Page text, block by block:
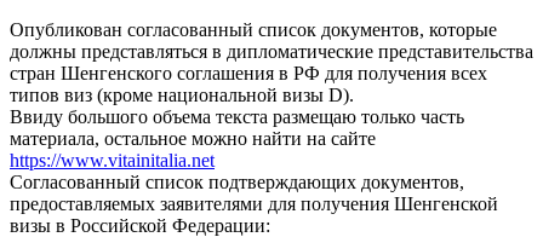
Опубликован согласованный список документов, которые
должны представляться в дипломатические представительства
стран Шенгенского соглашения в РФ для получения всех
типов виз (кроме национальной визы D).
Ввиду большого объема текста размещаю только часть
материала, остальное можно найти на сайте
https://www.vitainitalia.net
Согласованный список подтверждающих документов,
предоставляемых заявителями для получения Шенгенской
визы в Российской Федерации: